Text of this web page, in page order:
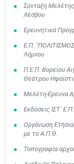
Σύνταξη Μελέτης
Λέσβου
Ερευνητικά
Ε.Π.
Λήμνου
Π.Ε.Π. Βορείου
Θεάτρου
Μελέτη-Ερευνα
Εκδόσεις ΙΣΤ΄
Οργάνωση
με το Α.Π.Θ.
Τοπογραφία